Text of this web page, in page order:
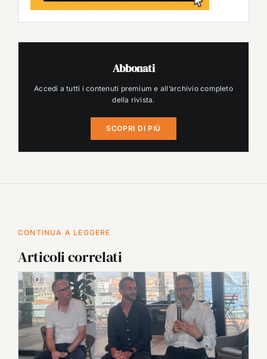
Abbonati
Accedi a tutti i contenuti premium e all’archivio completo
della rivista.
SCOPRI DI PIÙ
CONTINUA A LEGGERE
Articoli correlati